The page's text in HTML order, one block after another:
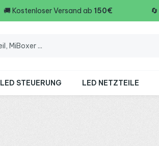
🚚 Kostenloser Versand ab 150€ 🔄
LED STEUERUNG LED NETZTEILE